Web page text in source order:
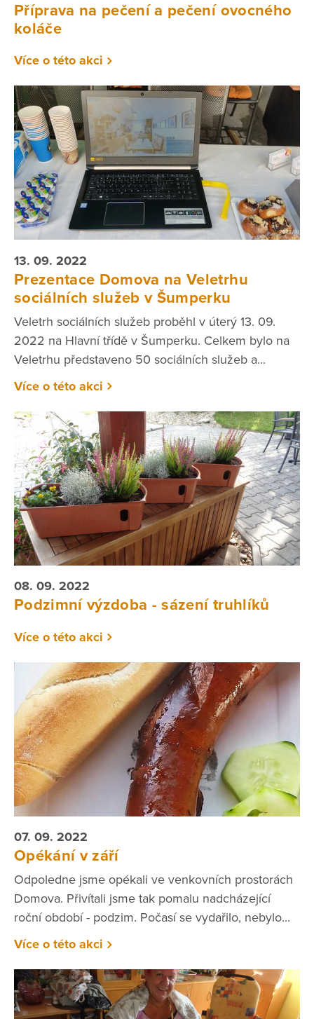
Příprava na pečení a pečení ovocného
koláče
Více o této akci
13. 09. 2022
Prezentace Domova na Veletrhu
sociálních služeb v Šumperku
Veletrh sociálních služeb proběhl v úterý 13. 09.
2022 na Hlavní třídě v Šumperku. Celkem bylo na
Veletrhu představeno 50 sociálních služeb a...
Více o této akci
08. 09. 2022
Podzimní výzdoba - sázení truhlíků
Více o této akci
07. 09. 2022
Opékání v září
Odpoledne jsme opékali ve venkovních prostorách
Domova. Přivítali jsme tak pomalu nadcházející
roční období - podzim. Počasí se vydařilo, nebylo...
Více o této akci